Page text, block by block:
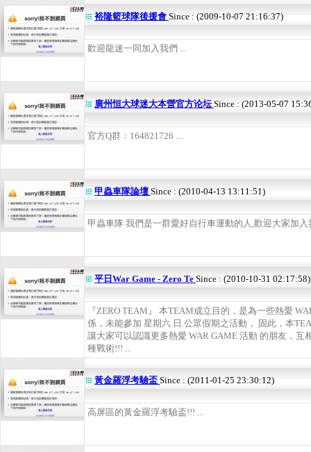
裕隆籃球隊後援會 Since : (2009-10-07 21:16:37)
歡迎龍迷一同加入我們 ...
廣州恒大球迷大本營官方论坛Since : (2013-05-07
官方Q群：164821726 ...
甲蟲車隊論壇 Since : (2010-04-13 13:11:51)
甲蟲車隊 我們是一群愛好自行車運動的人,歡迎大家加
平日War Game - Zero Te Since : (2010-10-31 02:17:58)
『ZERO TEAM』 本TEAM成立目的，是為一些熱愛
係，未能參加 星期六.日.公眾假期之活動， 固此，本
讓大家可以認識更多熱愛 WAR GAME 活動 的朋友，
種戰術!!! ...
黃金羅浮考驗盃 Since : (2011-01-25 23:30:12)
高屏區的黃金羅浮考驗盃!!! ...